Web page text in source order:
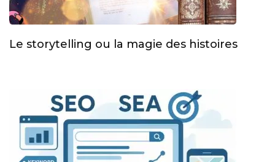
Le storytelling ou la magie des histoires